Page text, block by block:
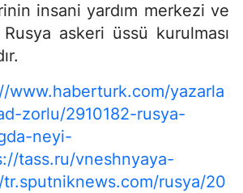
insani yardım merkezi ve
askeri üssü kurulması
www.haberturk.com/yazarla
zorlu/2910182-rusya-
neyi-
tass.ru/vneshnyaya-
rusya/20